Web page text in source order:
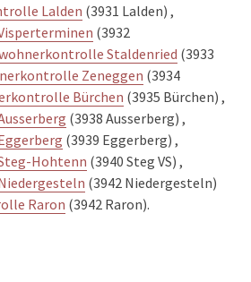
Lalden (3931 Lalden) ,
(3932
Staldenried (3933
Zeneggen (3934
Bürchen (3935 Bürchen) ,
(3938 Ausserberg) ,
(3939 Eggerberg) ,
Hohtenn (3940 Steg VS) ,
(3942 Niedergesteln)
Raron (3942 Raron).